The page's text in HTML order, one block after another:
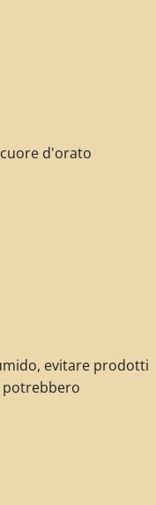
d'orato
evitare prodotti
potrebbero